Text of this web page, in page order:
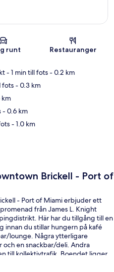
Karta
runt Restauranger
- 1 min till fots- 0.2 km
fots- 0.3 km
km
- 0.6 km
- 1.0 km
Brickell - Port of
- Port of Miami erbjuder ett
från James L. Knight
Här har du tillgång till en
innan du stillar hungern på kafé
lounge. Några ytterligare
en snackbar/deli. Andra
till kollektivtrafik. Boendet ligger
Station och Knight Center